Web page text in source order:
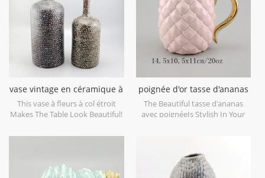
vase vintage en céramique à
col étroit
This vase à fleurs à col étroit
Makes The Table Look Beautiful!
poignée d'or tasse d'ananas
en céramique
The Beautiful tasse d'ananas
avec poignéeIs Stylish In Your